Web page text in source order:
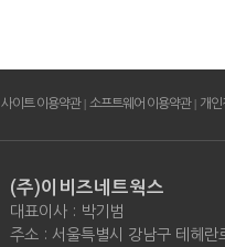
사이트 이용약관 | 소프트웨어 이용약관 | 개인
(주)이비즈네트웍스
대표이사 : 박기범
주소 : 서울특별시 강남구 테헤